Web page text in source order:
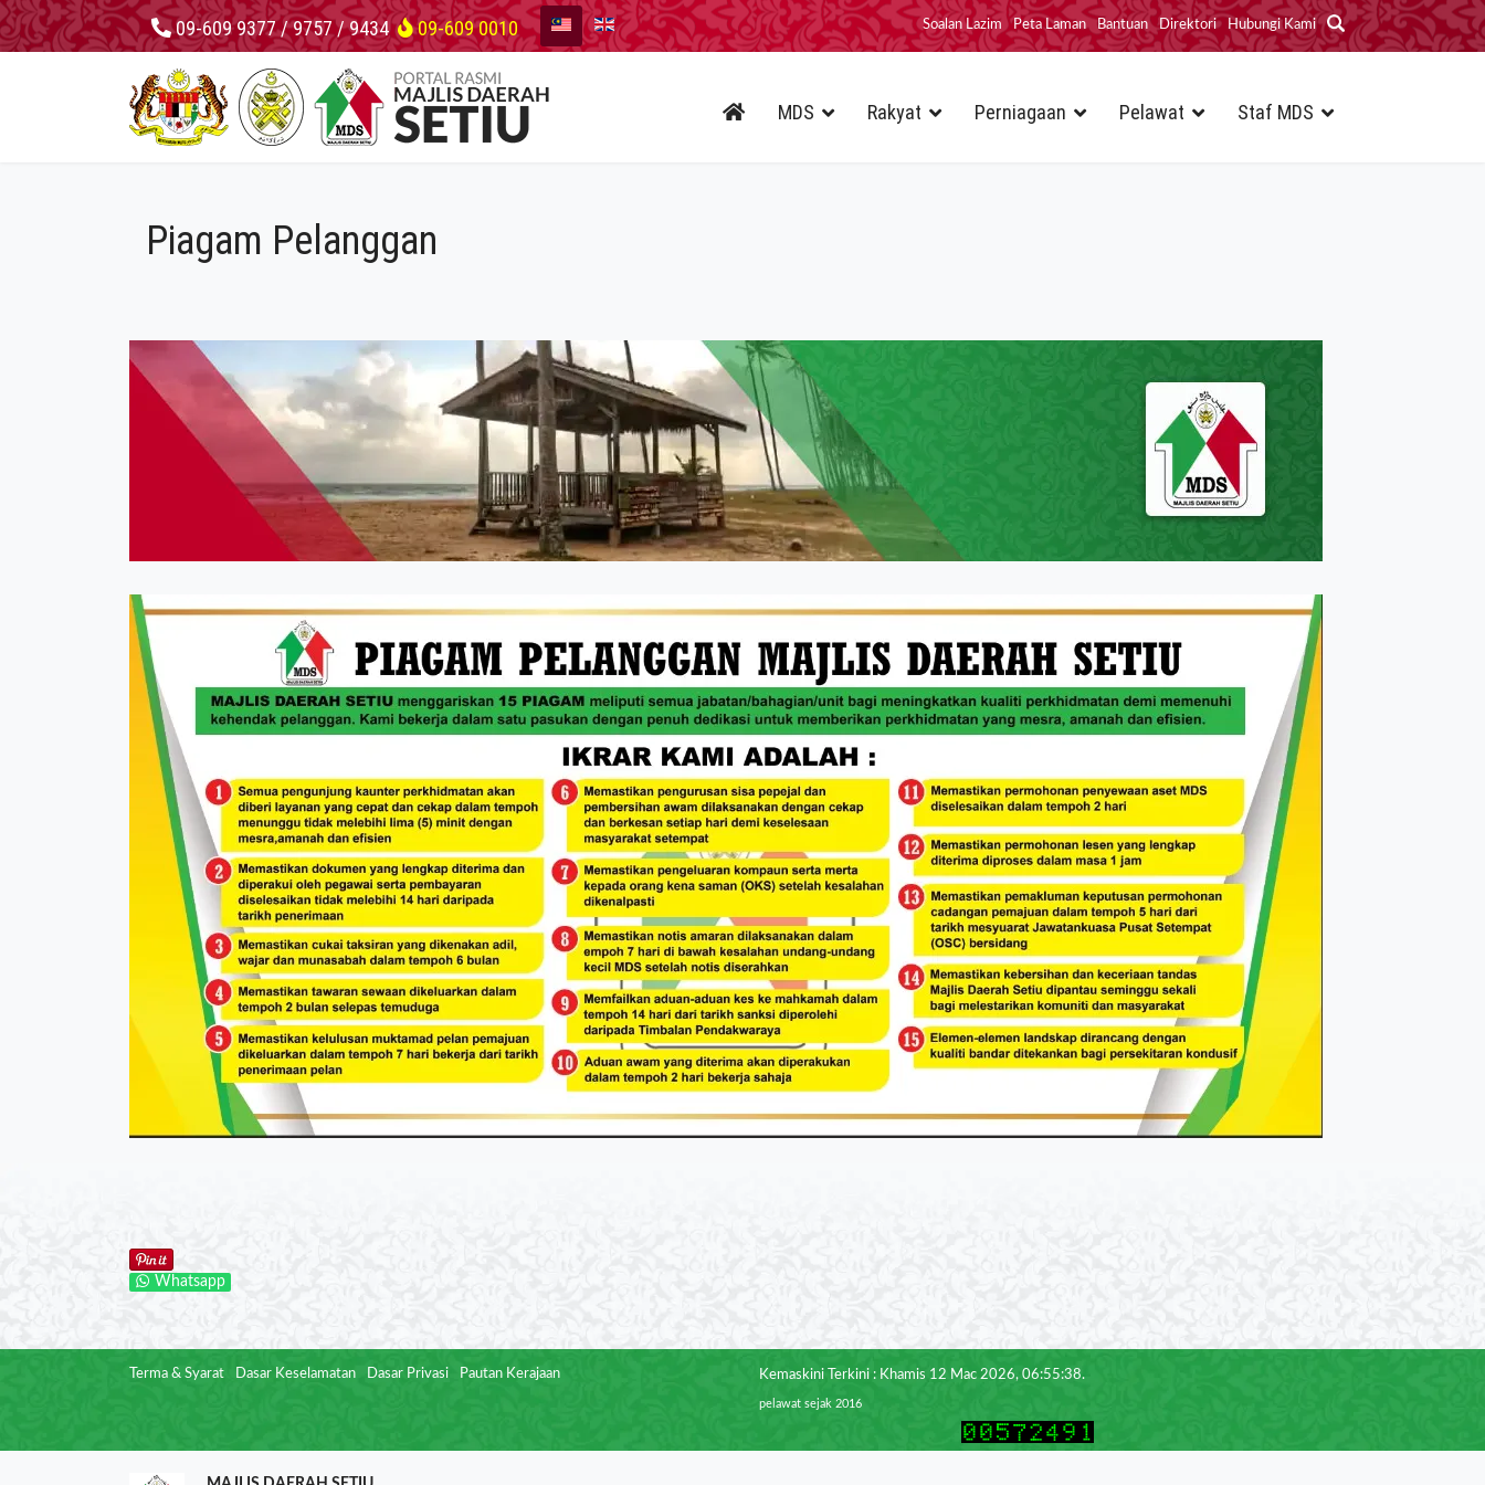
09-609 9377 / 9757 / 9434 09-609 0010 Soalan Lazim Peta Laman Bantuan Direktori Hubungi Kami
MDS Rakyat Perniagaan Pelawat Staf MDS
Piagam Pelanggan
Whatsapp
Terma & Syarat Dasar Keselamatan Dasar Privasi Pautan Kerajaan Kemaskini Terkini : Khamis 12 Mac 2026, 06:55:38.
pelawat sejak 2016